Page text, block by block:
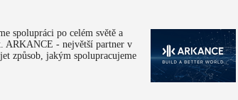
spolupráci po celém světě a
ARKANCE - největší partner v
způsob, jakým spolupracujeme